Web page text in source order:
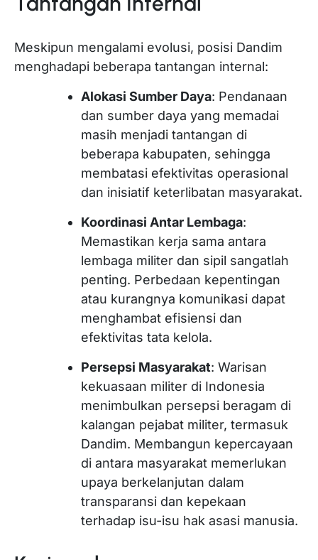
Meskipun mengalami evolusi, posisi Dandim
menghadapi beberapa tantangan internal:
Alokasi Sumber Daya: Pendanaan
dan sumber daya yang memadai
masih menjadi tantangan di
beberapa kabupaten, sehingga
membatasi efektivitas operasional
dan inisiatif keterlibatan masyarakat.
Koordinasi Antar Lembaga:
Memastikan kerja sama antara
lembaga militer dan sipil sangatlah
penting. Perbedaan kepentingan
atau kurangnya komunikasi dapat
menghambat efisiensi dan
efektivitas tata kelola.
Persepsi Masyarakat: Warisan
kekuasaan militer di Indonesia
menimbulkan persepsi beragam di
kalangan pejabat militer, termasuk
Dandim. Membangun kepercayaan
di antara masyarakat memerlukan
upaya berkelanjutan dalam
transparansi dan kepekaan
terhadap isu-isu hak asasi manusia.